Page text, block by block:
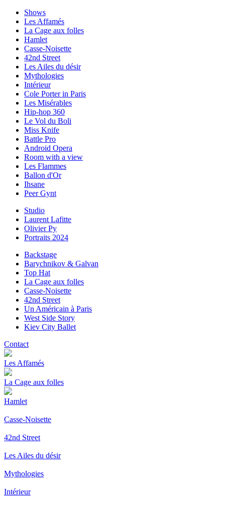
Shows
Les Affamés
La Cage aux folles
Hamlet
Casse-Noisette
42nd Street
Les Ailes du désir
Mythologies
Intérieur
Cole Porter in Paris
Les Misérables
Hip-hop 360
Le Vol du Boli
Miss Knife
Battle Pro
Android Opera
Room with a view
Les Flammes
Ballon d'Or
Ihsane
Peer Gynt
Studio
Laurent Lafitte
Olivier Py
Portraits 2024
Backstage
Barychnikov & Galvan
Top Hat
La Cage aux folles
Casse-Noisette
42nd Street
Un Américain à Paris
West Side Story
Kiev City Ballet
Contact
Les Affamés
La Cage aux folles
Hamlet
Casse-Noisette
42nd Street
Les Ailes du désir
Mythologies
Intérieur